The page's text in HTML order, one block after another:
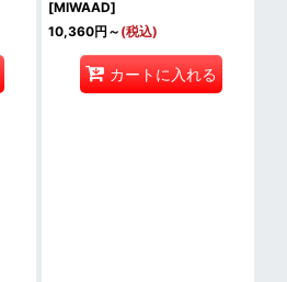
[MIWAAD]
10,360円 ～ (税込)
カートに入れる